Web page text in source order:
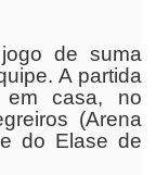
de suma
A partida
em casa, no
(Arena
do Elase de